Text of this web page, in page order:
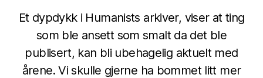
Et dypdykk i Humanists arkiver, viser at ting
som ble ansett som smalt da det ble
publisert, kan bli ubehagelig aktuelt med
årene. Vi skulle gjerne ha bommet litt mer